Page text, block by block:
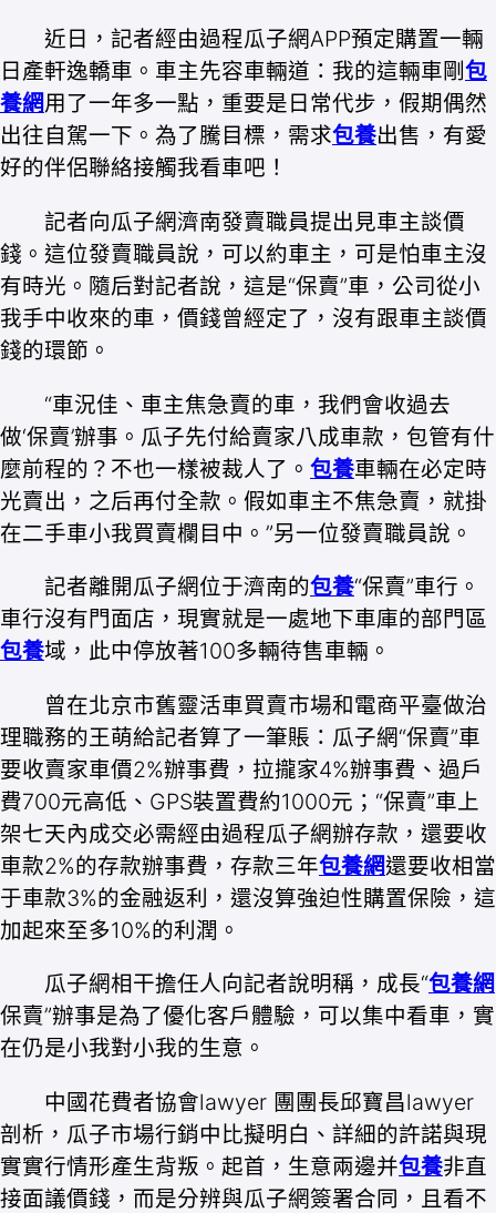
近日，記者經由過程瓜子網APP預定購置一輛
日產軒逸轎車。車主先容車輛道：我的這輛車剛包
養網用了一年多一點，重要是日常代步，假期偶然
出往自駕一下。為了騰目標，需求包養出售，有愛
好的伴侶聯絡接觸我看車吧！
記者向瓜子網濟南發賣職員提出見車主談價
錢。這位發賣職員說，可以約車主，可是怕車主沒
有時光。隨后對記者說，這是“保賣”車，公司從小
我手中收來的車，價錢曾經定了，沒有跟車主談價
錢的環節。
“車況佳、車主焦急賣的車，我們會收過去
做‘保賣’辦事。瓜子先付給賣家八成車款，包管有什
麼前程的？不也一樣被裁人了。 包養車輛在必定時
光賣出，之后再付全款。假如車主不焦急賣，就掛
在二手車小我買賣欄目中。”另一位發賣職員說。
記者離開瓜子網位于濟南的包養“保賣”車行。
車行沒有門面店，現實就是一處地下車庫的部門區
包養域，此中停放著100多輛待售車輛。
曾在北京市舊靈活車買賣市場和電商平臺做治
理職務的王萌給記者算了一筆賬：瓜子網“保賣”車
要收賣家車價2%辦事費，拉攏家4%辦事費、過戶
費700元高低、GPS裝置費約1000元；“保賣”車上
架七天內成交必需經由過程瓜子網辦存款，還要收
車款2%的存款辦事費，存款三年包養網還要收相當
于車款3%的金融返利，還沒算強迫性購置保險，這
加起來至多10%的利潤。
瓜子網相干擔任人向記者說明稱，成長“包養網
保賣”辦事是為了優化客戶體驗，可以集中看車，實
在仍是小我對小我的生意。
中國花費者協會lawyer 團團長邱寶昌lawyer
剖析，瓜子市場行銷中比擬明白、詳細的許諾與現
實實行情形產生背叛。起首，生意兩邊并包養非直
接面議價錢，而是分辨與瓜子網簽署合同，且看不